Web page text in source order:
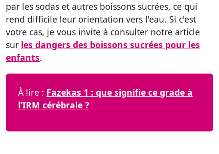
par les sodas et autres boissons sucrées, ce qui
rend difficile leur orientation vers l'eau. Si c'est
votre cas, je vous invite à consulter notre article
sur les dangers des boissons sucrées pour les
enfants.
À lire : Fazekas 1 : que signifie ce grade à
l’IRM cérébrale ?